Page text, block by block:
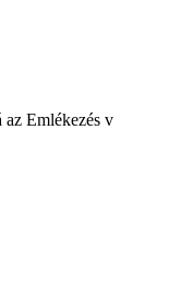
az Emlékezés v